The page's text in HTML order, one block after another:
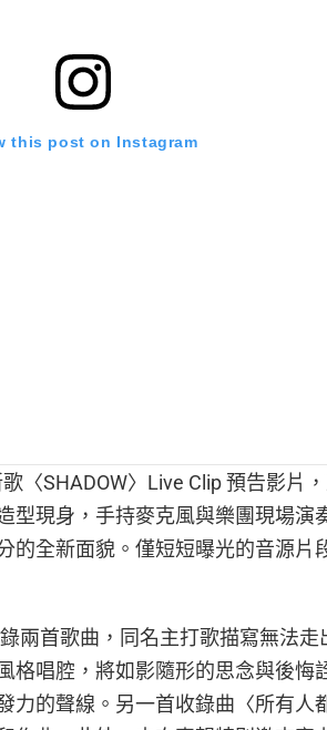
this post on Instagram
〈SHADOW〉Live Clip 預告影片
型現身，手持麥克風與樂團現場演
的全新面貌。僅短短曝光的音源片
兩首歌曲，同名主打歌描寫無法走
格唱腔，將如影隨形的思念與後悔
力的聲線。另一首收錄曲〈所有人